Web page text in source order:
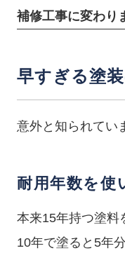
補修工事に変わり
早すぎる塗
意外と知られてい
耐用年数を使
本来15年持つ塗料
10年で塗ると5年